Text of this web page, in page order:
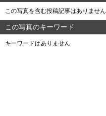
この写真を含む投稿記事はありません
この写真のキーワード
キーワードはありません